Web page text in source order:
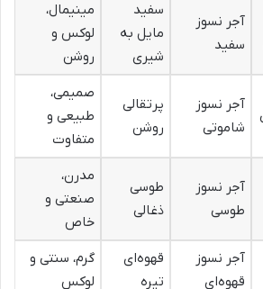
آجر نسوز
سفید
سفید
مایل به
شیری
مینیمال،
لوکس و
روشن
آجر نسوز
شاموتی
پرتقالی
روشن
صمیمی،
طبیعی و
متفاوت
آجر نسوز
طوسی
طوسی
ذغالی
مدرن،
صنعتی و
خاص
آجر نسوز
قهوه‌ای
قهوه‌ای
تیره
گرم، سنتی و
لوکس